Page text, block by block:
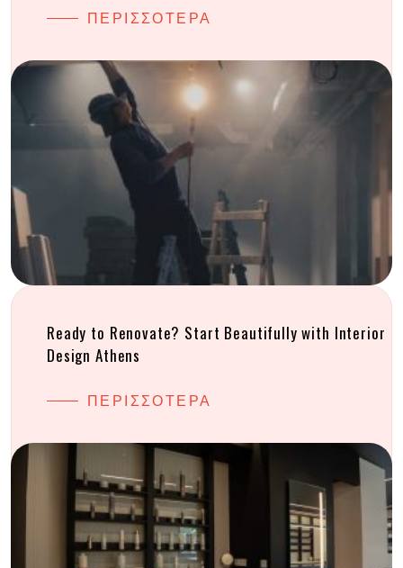
ΠΕΡΙΣΣΟΤΕΡΑ
Ready to Renovate? Start Beautifully with Interior
Design Athens
ΠΕΡΙΣΣΟΤΕΡΑ